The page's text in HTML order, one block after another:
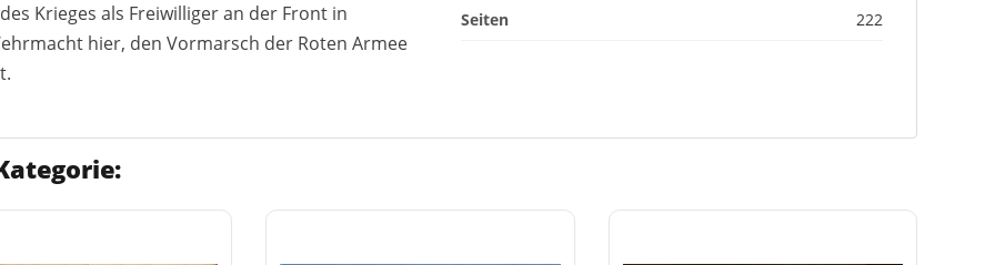
Krieges als Freiwilliger an der Front in
hier, den Vormarsch der Roten Armee
Seiten 222